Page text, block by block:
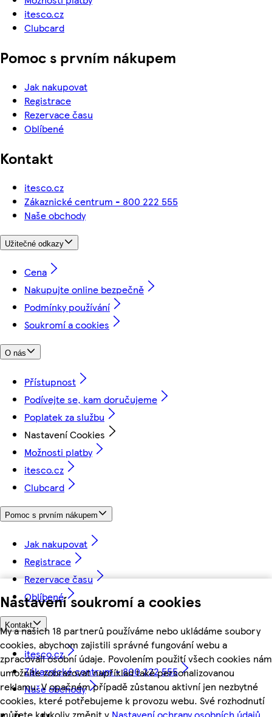
Nastavení soukromí a cookies
My a našich 18 partnerů používáme nebo ukládáme soubory
cookies, abychom zajistili správné fungování webu a
zpracovali osobní údaje. Povolením použití všech cookies nám
umožníte zobrazovat například také personalizovanou
reklamu. V opačném případě zůstanou aktivní jen nezbytné
cookies, které potřebujeme k provozu webu. Své rozhodnutí
můžete kdykoliv změnit v Nastavení ochrany osobních údajů
itesco.cz
Clubcard
Pomoc s prvním nákupem
Jak nakupovat
Registrace
Rezervace času
Oblíbené
Kontakt
itesco.cz
Zákaznické centrum - 800 222 555
Naše obchody
Užitečné odkazy
Cena
Nakupujte online bezpečně
Podmínky používání
Soukromí a cookies
O nás
Přístupnost
Podívejte se, kam doručujeme
Poplatek za službu
Nastavení Cookies
Možnosti platby
itesco.cz
Clubcard
Pomoc s prvním nákupem
Jak nakupovat
Registrace
Rezervace času
Oblíbené
Kontakt
itesco.cz
Zákaznické centrum - 800 222 555
Naše obchody